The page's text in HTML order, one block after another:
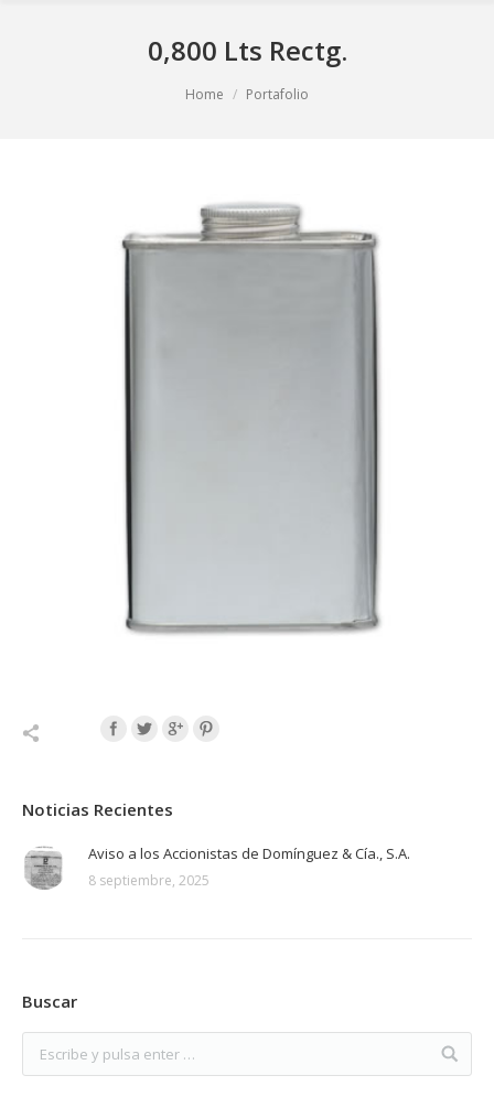
0,800 Lts Rectg.
Home Portafolio
Noticias Recientes
Aviso a los Accionistas de Domínguez & Cía., S.A.
8 septiembre, 2025
Buscar